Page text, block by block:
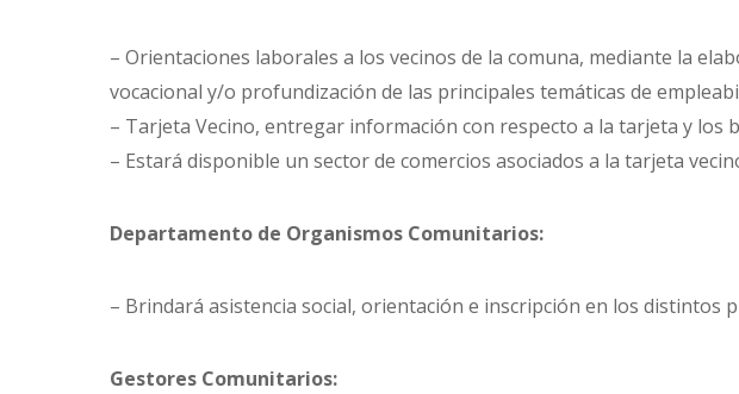
– Orientaciones laborales a los vecinos de la comuna, mediante la
vocacional y/o profundización de las principales temáticas de
– Tarjeta Vecino, entregar información con respecto a la tarjeta y los
– Estará disponible un sector de comercios asociados a la tarjeta
Departamento de Organismos Comunitarios:
– Brindará asistencia social, orientación e inscripción en los distintos
Gestores Comunitarios: